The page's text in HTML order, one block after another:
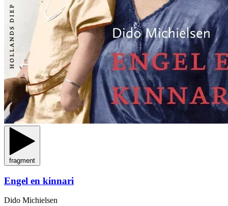
fragment
Engel en kinnari
Dido Michielsen